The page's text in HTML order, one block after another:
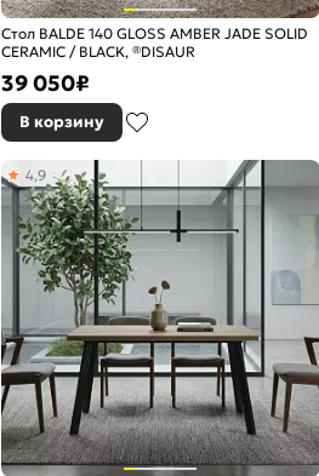
Стол BALDE 140 GLOSS AMBER JADE SOLID
CERAMIC / BLACK, ®DISAUR
39 050₽
В корзину
4,9